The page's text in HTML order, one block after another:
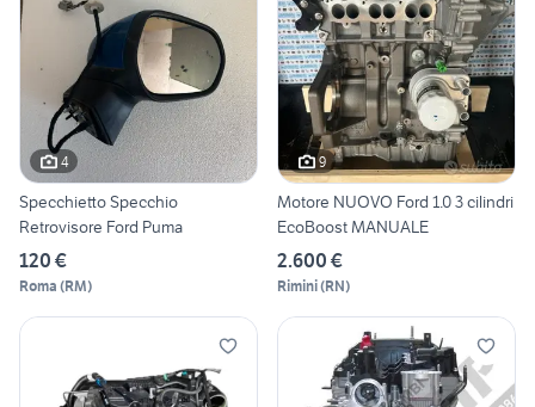
4
Specchietto Specchio
Retrovisore Ford Puma
120 €
Roma (RM)
9
Motore NUOVO Ford 1.0 3 cilindri
EcoBoost MANUALE
2.600 €
Rimini(RN)